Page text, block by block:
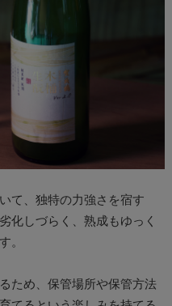
て、独特の力強さを宿す
化しづらく、熟成もゆっく
。
ため、保管場所や保管方法